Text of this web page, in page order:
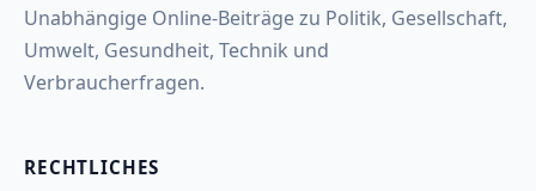
Unabhängige Online-Beiträge zu Politik, Gesellschaft,
Umwelt, Gesundheit, Technik und
Verbraucherfragen.
RECHTLICHES